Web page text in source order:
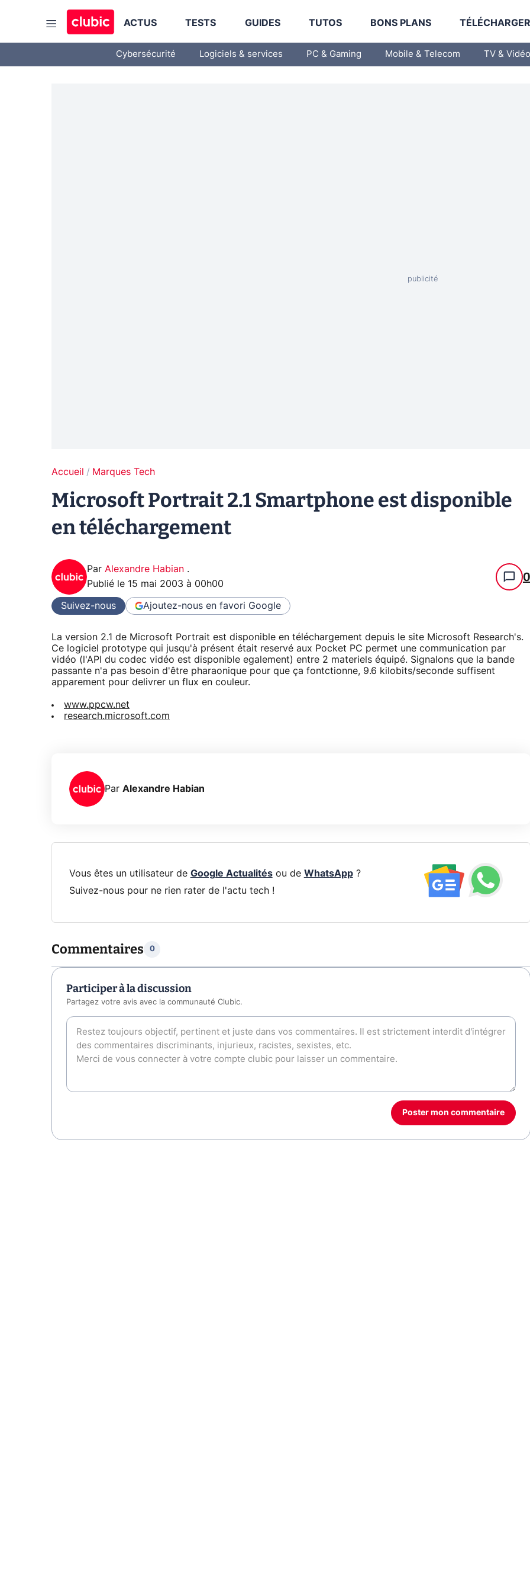
ACTUS TESTS GUIDES TUTOS BONS PLANS
Cybersécurité Logiciels & services PC & Gaming Mobile & Telecom TV & Vidéo
Accueil Marques Tech
Microsoft Portrait 2.1 Smartphone est disponible
en téléchargement
Par Alexandre Habian .
Publié le 15 mai 2003 à 00h00 0
Suivez-nous Ajoutez-nous en favori Google
La version 2.1 de Microsoft Portrait est disponible en téléchargement depuis le site Microsoft Research's.
Ce logiciel prototype qui jusqu'à présent était reservé aux Pocket PC permet une communication par
vidéo (l'API du codec vidéo est disponible egalement) entre 2 materiels équipé. Signalons que la bande
passante n'a pas besoin d'être pharaonique pour que ça fontctionne, 9.6 kilobits/seconde suffisent
apparement pour delivrer un flux en couleur.
www.ppcw.net
research.microsoft.com
Par Alexandre Habian
Vous êtes un utilisateur de Google Actualitésou de WhatsApp?
Suivez-nous pour ne rien rater de l'actu tech !
Commentaires 0
Participer à la discussion
Partagez votre avis avec la communauté Clubic.
Poster mon commentaire